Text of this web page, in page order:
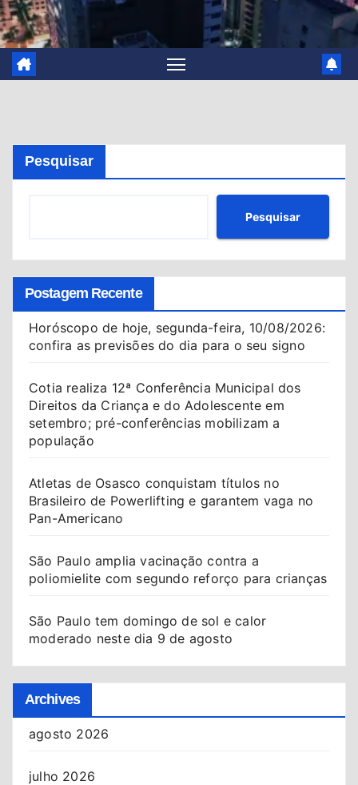
Pesquisar
Pesquisar
Postagem Recente
Horóscopo de hoje, segunda-feira, 10/08/2026:
confira as previsões do dia para o seu signo
Cotia realiza 12ª Conferência Municipal dos
Direitos da Criança e do Adolescente em
setembro; pré-conferências mobilizam a
população
Atletas de Osasco conquistam títulos no
Brasileiro de Powerlifting e garantem vaga no
Pan-Americano
São Paulo amplia vacinação contra a
poliomielite com segundo reforço para crianças
São Paulo tem domingo de sol e calor
moderado neste dia 9 de agosto
Archives
agosto 2026
julho 2026